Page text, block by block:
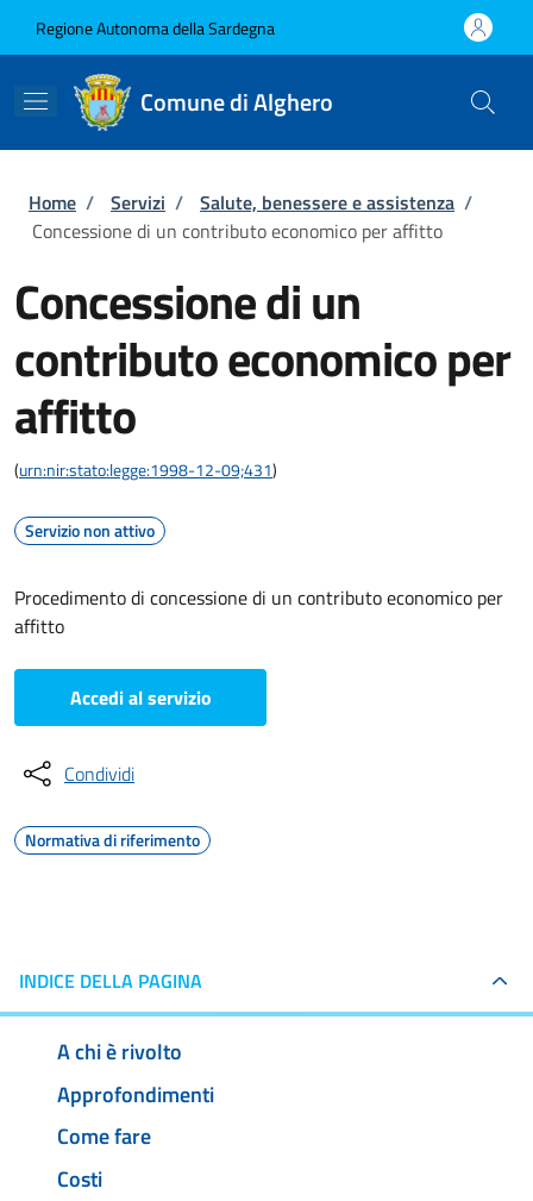
Regione Autonoma della Sardegna
Comune di Alghero
Briciole di pane
Home / Servizi / Salute, benessere e assistenza /
Concessione di un contributo economico per affitto
Concessione di un
contributo economico per
affitto
(urn:nir:stato:legge:1998-12-09;431)
Servizio non attivo
Procedimento di concessione di un contributo economico per
affitto
Accedi al servizio
Condividi
Normativa di riferimento
INDICE DELLA PAGINA
A chi è rivolto
Approfondimenti
Come fare
Costi